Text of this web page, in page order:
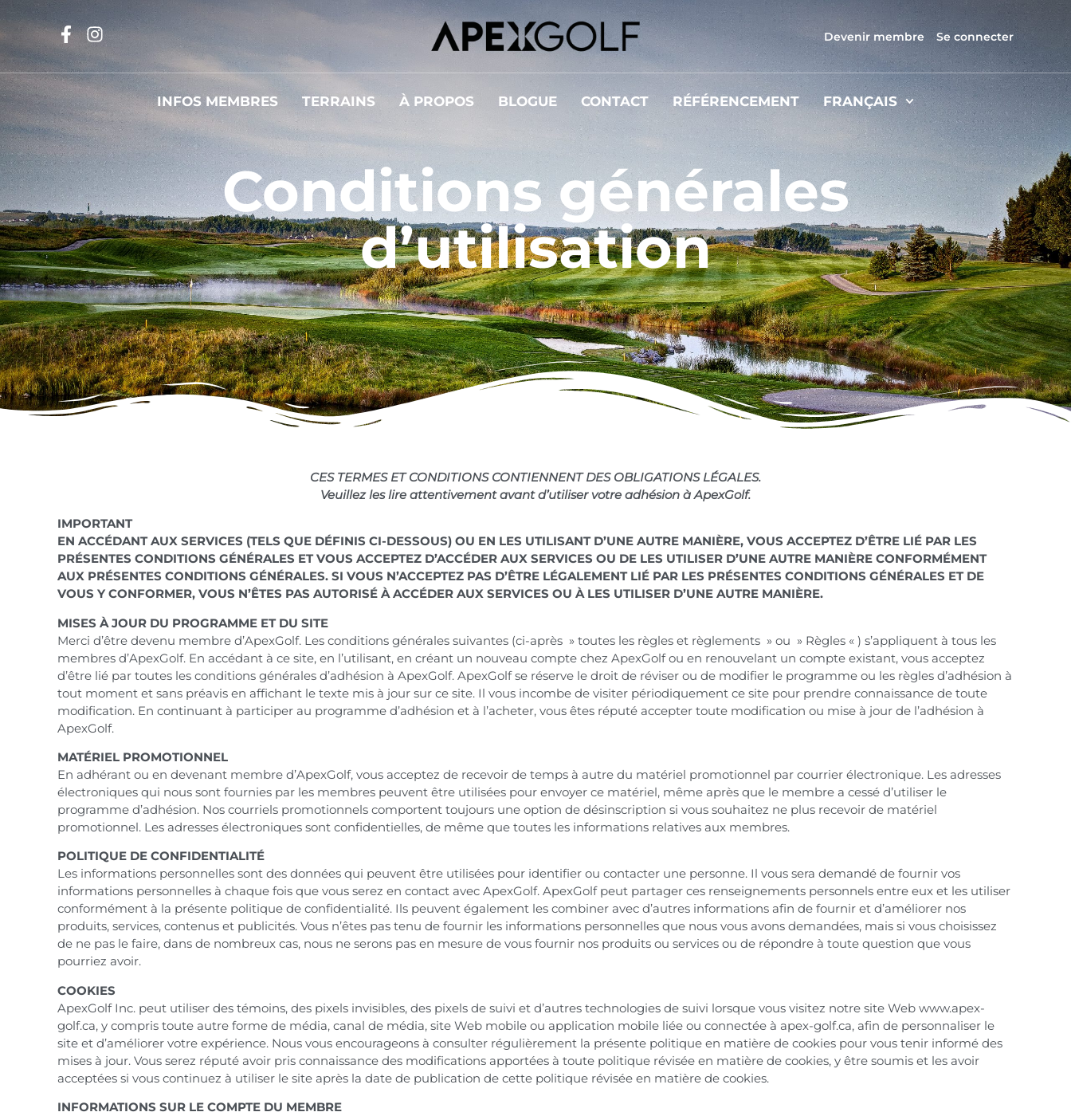
Devenir membre Se connecter
INFOS MEMBRES TERRAINS À PROPOS BLOGUE CONTACT RÉFÉRENCEMENT FRANÇAIS
Conditions générales
d’utilisation
CES TERMES ET CONDITIONS CONTIENNENT DES OBLIGATIONS LÉGALES.
Veuillez les lire attentivement avant d’utiliser votre adhésion à ApexGolf.
IMPORTANT
EN ACCÉDANT AUX SERVICES (TELS QUE DÉFINIS CI-DESSOUS) OU EN LES UTILISANT D’UNE AUTRE MANIÈRE, VOUS ACCEPTEZ D’ÊTRE LIÉ PAR LES
PRÉSENTES CONDITIONS GÉNÉRALES ET VOUS ACCEPTEZ D’ACCÉDER AUX SERVICES OU DE LES UTILISER D’UNE AUTRE MANIÈRE CONFORMÉMENT
AUX PRÉSENTES CONDITIONS GÉNÉRALES. SI VOUS N’ACCEPTEZ PAS D’ÊTRE LÉGALEMENT LIÉ PAR LES PRÉSENTES CONDITIONS GÉNÉRALES ET DE
VOUS Y CONFORMER, VOUS N’ÊTES PAS AUTORISÉ À ACCÉDER AUX SERVICES OU À LES UTILISER D’UNE AUTRE MANIÈRE.
MISES À JOUR DU PROGRAMME ET DU SITE
Merci d’être devenu membre d’ApexGolf. Les conditions générales suivantes (ci-après » toutes les règles et règlements » ou » Règles « ) s’appliquent à tous les
membres d’ApexGolf. En accédant à ce site, en l’utilisant, en créant un nouveau compte chez ApexGolf ou en renouvelant un compte existant, vous acceptez
d’être lié par toutes les conditions générales d’adhésion à ApexGolf. ApexGolf se réserve le droit de réviser ou de modifier le programme ou les règles d’adhésion à
tout moment et sans préavis en affichant le texte mis à jour sur ce site. Il vous incombe de visiter périodiquement ce site pour prendre connaissance de toute
modification. En continuant à participer au programme d’adhésion et à l’acheter, vous êtes réputé accepter toute modification ou mise à jour de l’adhésion à
ApexGolf.
MATÉRIEL PROMOTIONNEL
En adhérant ou en devenant membre d’ApexGolf, vous acceptez de recevoir de temps à autre du matériel promotionnel par courrier électronique. Les adresses
électroniques qui nous sont fournies par les membres peuvent être utilisées pour envoyer ce matériel, même après que le membre a cessé d’utiliser le
programme d’adhésion. Nos courriels promotionnels comportent toujours une option de désinscription si vous souhaitez ne plus recevoir de matériel
promotionnel. Les adresses électroniques sont confidentielles, de même que toutes les informations relatives aux membres.
POLITIQUE DE CONFIDENTIALITÉ
Les informations personnelles sont des données qui peuvent être utilisées pour identifier ou contacter une personne. Il vous sera demandé de fournir vos
informations personnelles à chaque fois que vous serez en contact avec ApexGolf. ApexGolf peut partager ces renseignements personnels entre eux et les utiliser
conformément à la présente politique de confidentialité. Ils peuvent également les combiner avec d’autres informations afin de fournir et d’améliorer nos
produits, services, contenus et publicités. Vous n’êtes pas tenu de fournir les informations personnelles que nous vous avons demandées, mais si vous choisissez
de ne pas le faire, dans de nombreux cas, nous ne serons pas en mesure de vous fournir nos produits ou services ou de répondre à toute question que vous
pourriez avoir.
COOKIES
ApexGolf Inc. peut utiliser des témoins, des pixels invisibles, des pixels de suivi et d’autres technologies de suivi lorsque vous visitez notre site Web www.apex-
golf.ca, y compris toute autre forme de média, canal de média, site Web mobile ou application mobile liée ou connectée à apex-golf.ca, afin de personnaliser le
site et d’améliorer votre expérience. Nous vous encourageons à consulter régulièrement la présente politique en matière de cookies pour vous tenir informé des
mises à jour. Vous serez réputé avoir pris connaissance des modifications apportées à toute politique révisée en matière de cookies, y être soumis et les avoir
acceptées si vous continuez à utiliser le site après la date de publication de cette politique révisée en matière de cookies.
INFORMATIONS SUR LE COMPTE DU MEMBRE